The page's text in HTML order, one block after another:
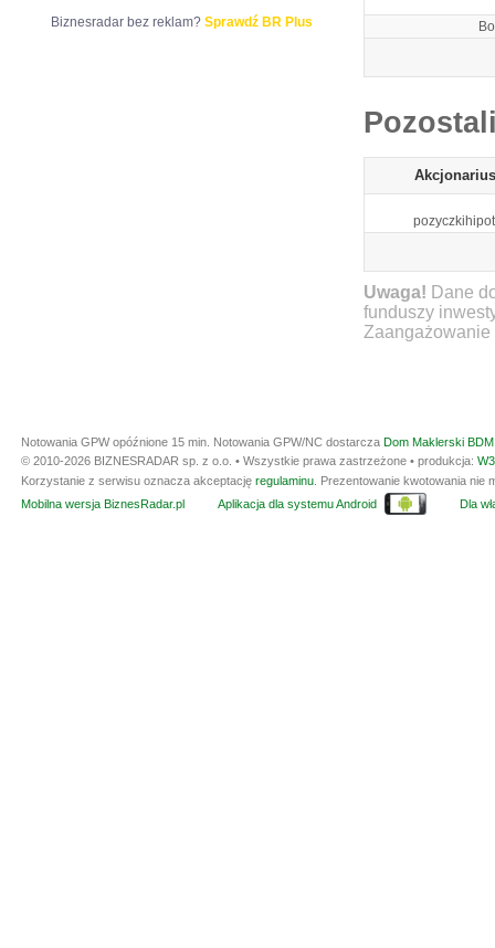
Uwaga! Dane
funduszy
Zaangażowanie
Biznesradar bez reklam? Sprawdź BR Plus
Notowania GPW opóźnione 15 min. Notowania GPW/NC dostarcza Dom Maklerski
© 2010-2026 BIZNESRADAR sp. z o.o. • Wszystkie prawa zastrzeżone • produkcja:
Korzystanie z serwisu oznacza akceptację regulaminu . Prezentowanie kwotowania
Mobilna wersja BiznesRadar.pl
Aplikacja dla systemu Android Dla